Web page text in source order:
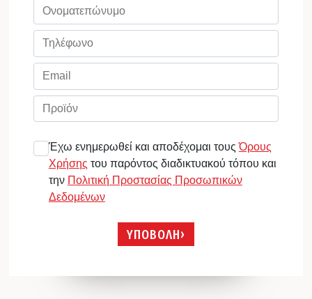
Έχω ενημερωθεί και αποδέχομαι τουςΌρους
Χρήσης του παρόντος διαδικτυακού τόπου και
την Πολιτική Προστασίας Προσωπικών
Δεδομένων
ΥΠΟΒΟΛΗ